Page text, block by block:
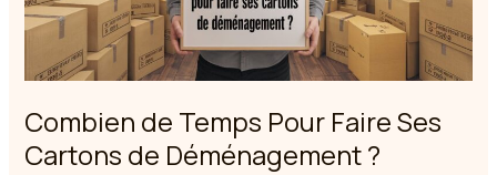
Combien de Temps Pour Faire Ses
Cartons de Déménagement ?